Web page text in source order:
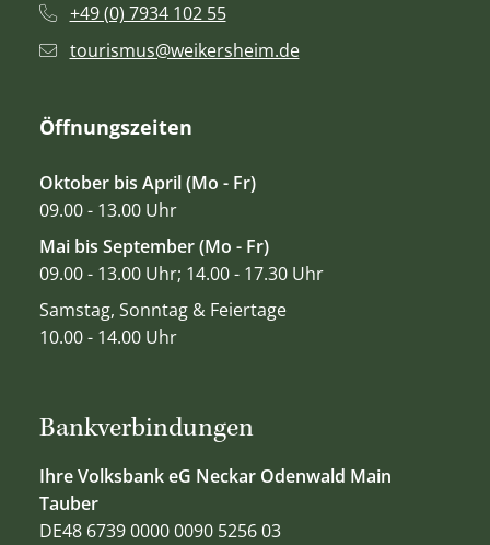
Bankverbindungen
Ihre Volksbank eG Neckar Odenwald Main
Tauber
DE48 6739 0000 0090 5256 03
+49 (0) 7934 102 55
tourismus@weikersheim.de
Öffnungszeiten
Oktober bis April (Mo - Fr)
09.00 - 13.00 Uhr
Mai bis September (Mo - Fr)
09.00 - 13.00 Uhr; 14.00 - 17.30 Uhr
Samstag, Sonntag & Feiertage
10.00 - 14.00 Uhr